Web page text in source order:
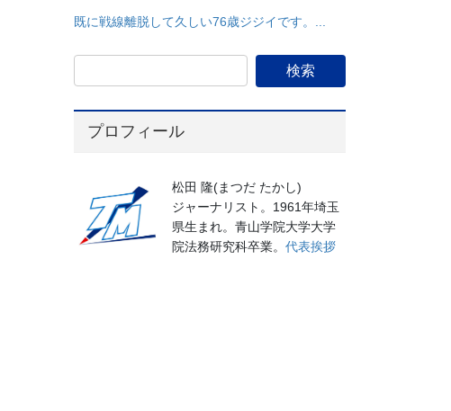
既に戦線離脱して久しい76歳ジジイです。...
プロフィール
松田 隆(まつだ たかし)
ジャーナリスト。1961年埼玉
県生まれ。青山学院大学大学
院法務研究科卒業。代表挨拶